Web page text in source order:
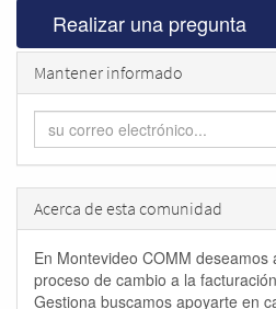
Realizar una pregunta
Mantener informado
Acerca de esta comunidad
En Montevideo COMM deseamos
proceso de cambio a la
Gestiona buscamos apoyarte en